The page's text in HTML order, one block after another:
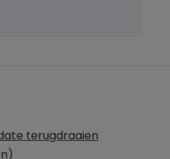
terugdraaien